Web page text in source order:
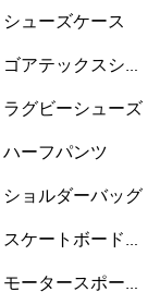
シューズケース
ゴアテックスシュ
ラグビーシューズ
ハーフパンツ
ショルダーバッグ
スケートボードシ
モータースポーツ